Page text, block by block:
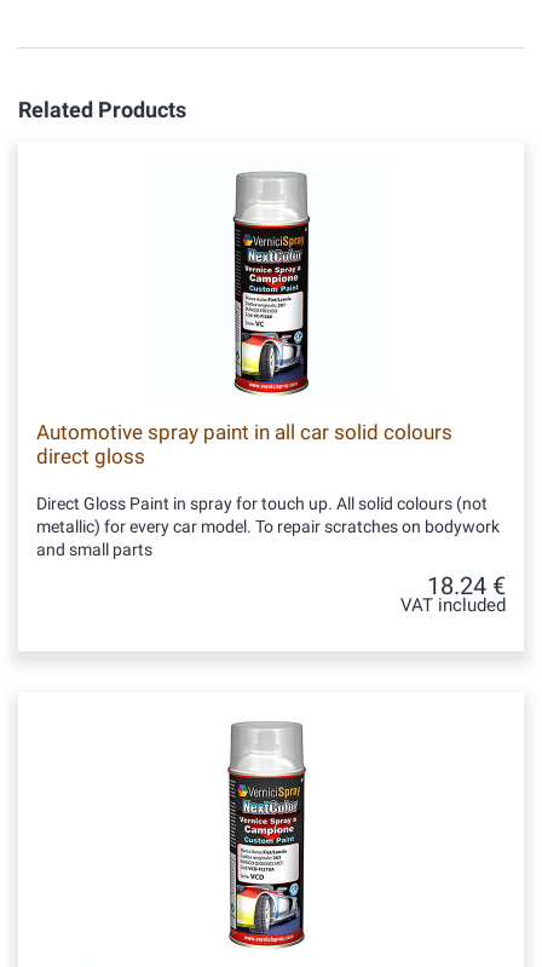
Related Products
Automotive spray paint in all car solid colours
direct gloss
Direct Gloss Paint in spray for touch up. All solid colours (not
metallic) for every car model. To repair scratches on bodywork
and small parts
18.24 €
VAT included